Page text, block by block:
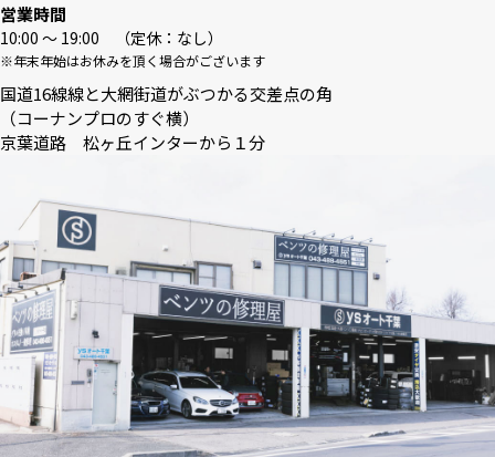
営業時間
10:00 〜 19:00 （定休：なし）
※年末年始はお休みを頂く場合がございます
国道16線線と大網街道がぶつかる交差点の角
（コーナンプロのすぐ横）
京葉道路 松ヶ丘インターから１分